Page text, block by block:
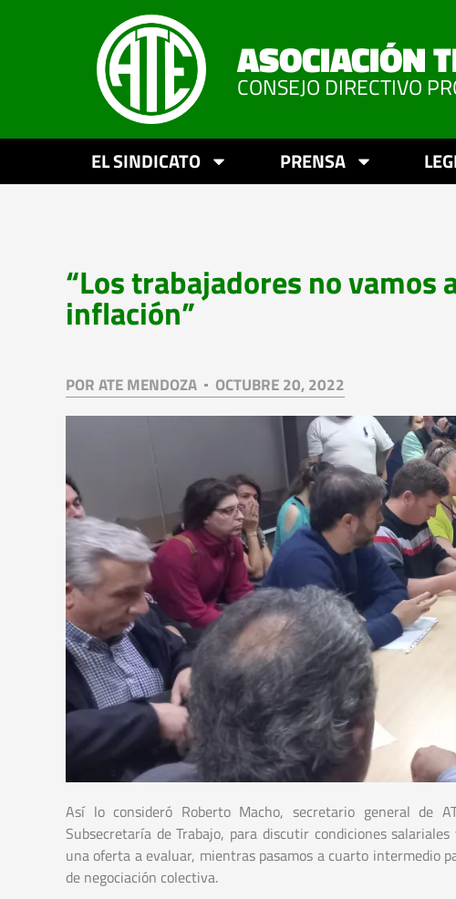
ASOCIACIÓN
CONSEJO DIRECTIVO
EL SINDICATO PRENSA
“Los trabajadores no vamos
inflación”
PORATE MENDOZA OCTUBRE 20, 2022
Así lo consideró Roberto Macho, secretario general de
Subsecretaría de Trabajo, para discutir condiciones
una oferta a evaluar, mientras pasamos a cuarto intermedio
de negociación colectiva.